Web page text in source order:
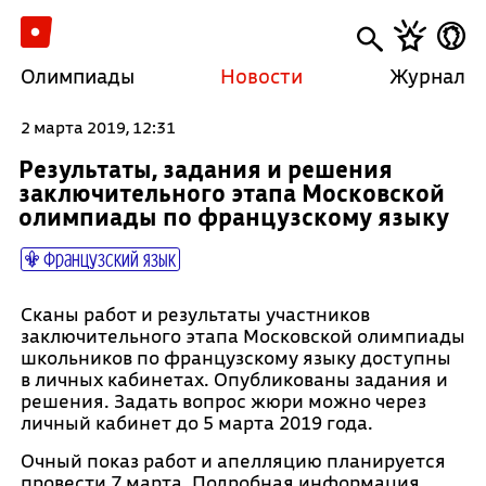
Олимпиады Новости Журнал
2 марта 2019, 12:31
Результаты, задания и решения
заключительного этапа Московской
олимпиады по французскому языку
Французский язык
Сканы работ и результаты участников
заключительного этапа Московской олимпиады
школьников по французскому языку доступны
в личных кабинетах. Опубликованы задания и
решения. Задать вопрос жюри можно через
личный кабинет до 5 марта 2019 года.
Очный показ работ и апелляцию планируется